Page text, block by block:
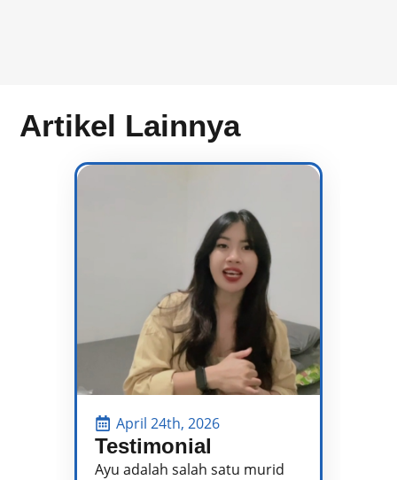
Artikel Lainnya
April 24th, 2026
Testimonial
Ayu adalah salah satu murid